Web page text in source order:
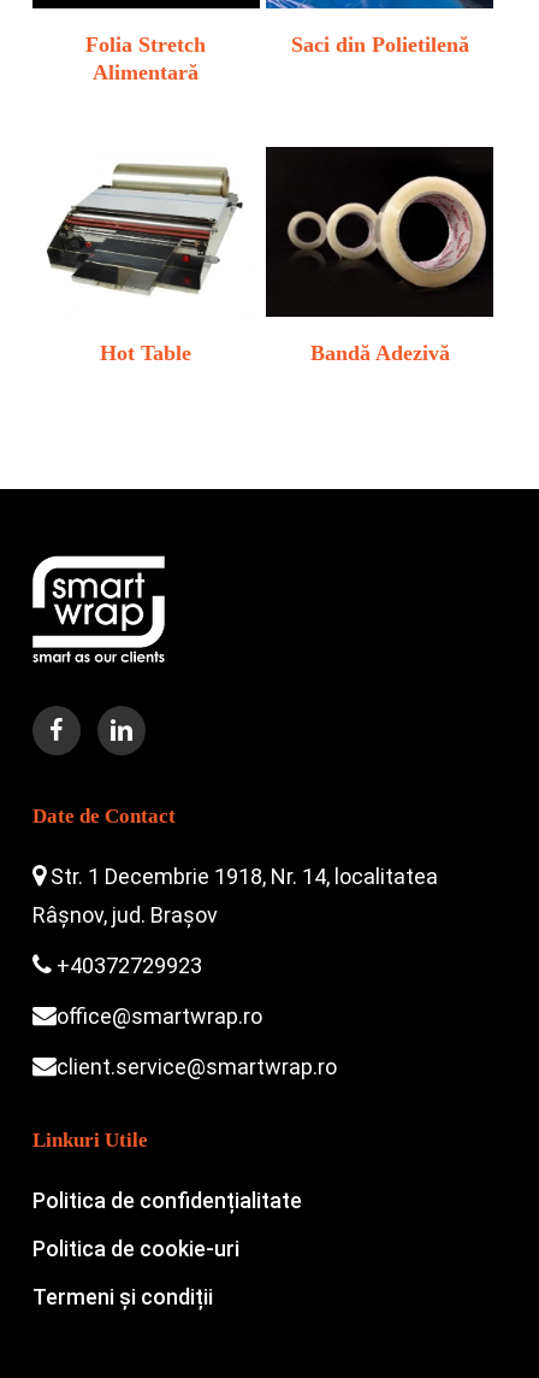
Folia Stretch
Alimentară
Saci din Polietilenă
Hot Table Bandă Adezivă
Date de Contact
Str. 1 Decembrie 1918, Nr. 14, localitatea
Râșnov, jud. Brașov
+40372729923
office@smartwrap.ro
client.service@smartwrap.ro
Linkuri Utile
Politica de confidențialitate
Politica de cookie-uri
Termeni și condiții